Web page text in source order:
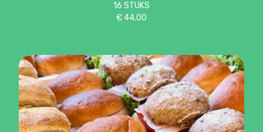
16 STUKS
€ 44.00